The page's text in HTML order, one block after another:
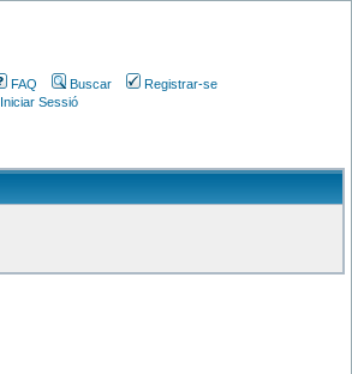
FAQ Buscar
Registrar-se
Iniciar Sessió